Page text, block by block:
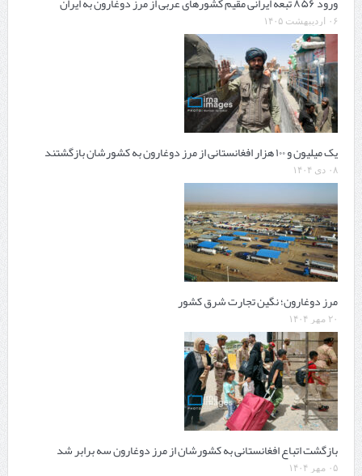
۰۶ اردیبهشت ۱۴۰۵
یک میلیون و ۱۰۰ هزار افغانستانی از مرز دوغارون به کشورشان بازگشتند
۰۸ دی ۱۴۰۴
مرز دوغارون؛ نگین تجارت شرق کشور
۲۰ مهر ۱۴۰۴
بازگشت اتباع افغانستانی به کشورشان از مرز دوغارون سه برابر شد
۰۵ مهر ۱۴۰۴